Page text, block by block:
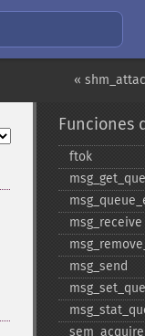
«
Funciones
ftok
msg_​receive
msg_​send
sem_​acquire